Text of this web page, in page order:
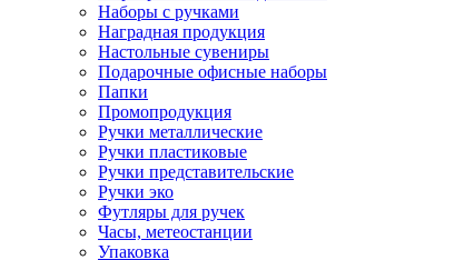
Наборы с ручками
Наградная продукция
Настольные сувениры
Подарочные офисные наборы
Папки
Промопродукция
Ручки металлические
Ручки пластиковые
Ручки представительские
Ручки эко
Футляры для ручек
Часы, метеостанции
Упаковка